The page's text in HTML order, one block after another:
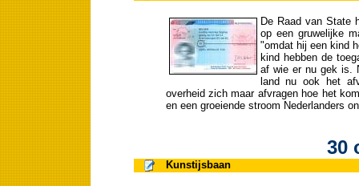
De Raad van State
op een gruwelijke
"omdat hij een kind
kind hebben de
af wie er nu gek is.
land nu ook het
overheid zich maar afvragen hoe het
en een groeiende stroom Nederlanders
30
Kunstijsbaan